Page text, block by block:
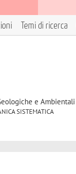
Temi di ricerca
e Ambientali
SISTEMATICA